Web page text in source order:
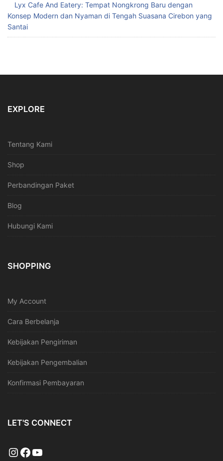
Lyx Cafe And Eatery: Tempat Nongkrong Baru dengan
Konsep Modern dan Nyaman di Tengah Suasana Cirebon yang
Santai
EXPLORE
Tentang Kami
Shop
Perbandingan Paket
Blog
Hubungi Kami
SHOPPING
My Account
Cara Berbelanja
Kebijakan Pengiriman
Kebijakan Pengembalian
Konfirmasi Pembayaran
LET'S CONNECT